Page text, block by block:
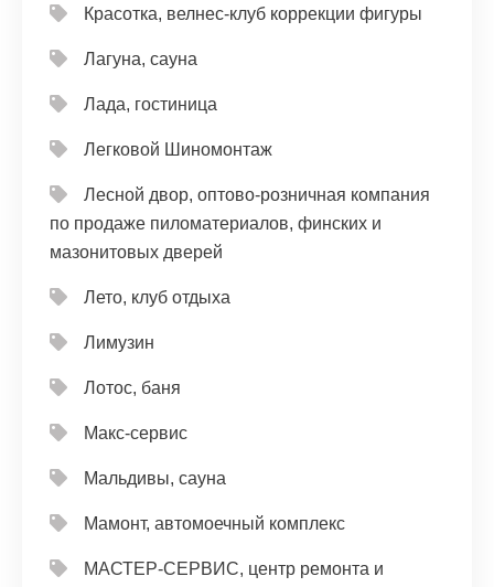
Красотка, велнес-клуб коррекции фигуры
Лагуна, сауна
Лада, гостиница
Легковой Шиномонтаж
Лесной двор, оптово-розничная компания
по продаже пиломатериалов, финских и
мазонитовых дверей
Лето, клуб отдыха
Лимузин
Лотос, баня
Макс-сервис
Мальдивы, сауна
Мамонт, автомоечный комплекс
МАСТЕР-СЕРВИС, центр ремонта и